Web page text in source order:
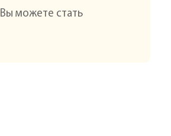
можете стать